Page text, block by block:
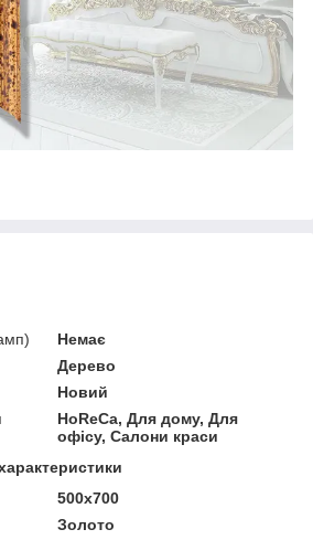
Немає
Дерево
Новий
HoReCa, Для дому, Для
офісу, Салони краси
500х700
Золото